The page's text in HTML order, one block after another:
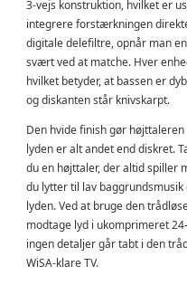
3-vejs konstruktion, hvilket er
integrere forstærkningen
digitale delefiltre, opnår man
svært ved at matche. Hver
hvilket betyder, at bassen er
og diskanten står knivskarpt.
Den hvide finish gør
lyden er alt andet end diskret.
du en højttaler, der altid spiller
du lytter til lav
lyden. Ved at bruge den
modtage lyd i ukomprimeret
ingen detaljer går tabt i den
WiSA-klare TV.